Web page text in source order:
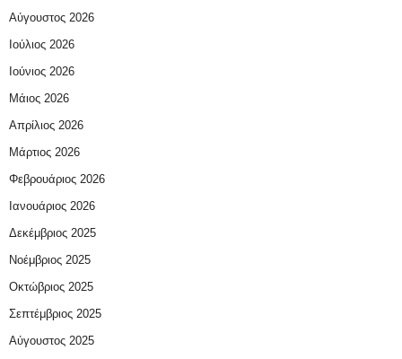
Αύγουστος 2026
Ιούλιος 2026
Ιούνιος 2026
Μάιος 2026
Απρίλιος 2026
Μάρτιος 2026
Φεβρουάριος 2026
Ιανουάριος 2026
Δεκέμβριος 2025
Νοέμβριος 2025
Οκτώβριος 2025
Σεπτέμβριος 2025
Αύγουστος 2025